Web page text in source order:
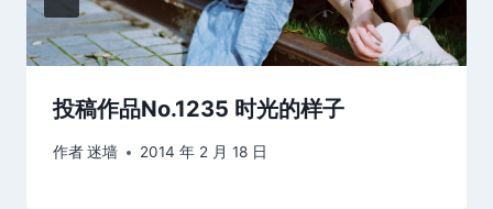
投稿作品No.1235 时光的样子
作者迷墙 2014 年 2 月 18 日